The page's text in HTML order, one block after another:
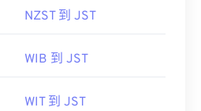
NZST 到 JST
WIB 到 JST
WIT 到 JST